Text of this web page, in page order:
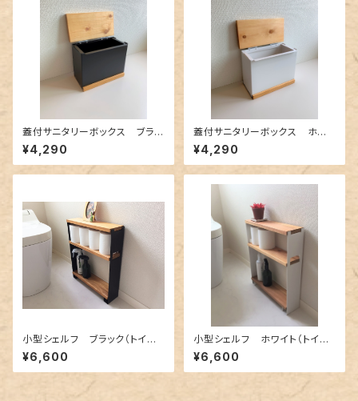
蓋付サニタリーボックス ブラッ
ク（トイレポット・ダストボックス）
¥4,290
蓋付サニタリーボックス ホワ
イト（トイレポット・ダストボック
ス）
¥4,290
小型シェルフ ブラック（トイレ
収納・小物ディスプレイ)
¥6,600
小型シェルフ ホワイト（トイレ
収納・小物ディスプレイ）
¥6,600